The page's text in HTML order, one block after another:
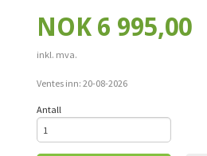
Pris
NOK 6 995,00
inkl. mva.
Ventes inn:20-08-2026
Antall